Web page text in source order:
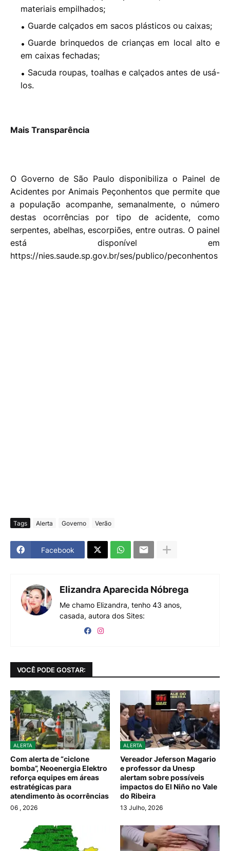
materiais empilhados;
Guarde calçados em sacos plásticos ou caixas;
Guarde brinquedos de crianças em local alto e
em caixas fechadas;
Sacuda roupas, toalhas e calçados antes de usá-
los.
Mais Transparência
O Governo de São Paulo disponibiliza o Painel de
Acidentes por Animais Peçonhentos que permite que
a população acompanhe, semanalmente, o número
destas ocorrências por tipo de acidente, como
serpentes, abelhas, escorpiões, entre outras. O painel
está disponível em
https://nies.saude.sp.gov.br/ses/publico/peconhentos
Tags Alerta Governo Verão
Facebook
Elizandra Aparecida Nóbrega
Me chamo Elizandra, tenho 43 anos,
casada, autora dos Sites:
VOCÊ PODE GOSTAR:
ALERTA
Com alerta de “ciclone
bomba”, Neoenergia Elektro
reforça equipes em áreas
estratégicas para
atendimento às ocorrências
06 , 2026
ALERTA
Vereador Jeferson Magario
e professor da Unesp
alertam sobre possíveis
impactos do El Niño no Vale
do Ribeira
13 Julho, 2026